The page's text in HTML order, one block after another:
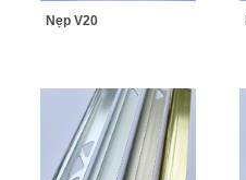
Nẹp V20